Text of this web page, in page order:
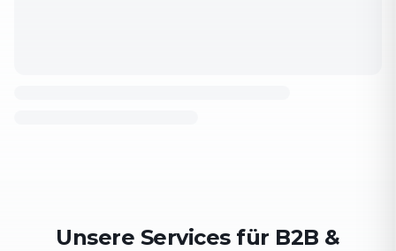
Unsere Services für B2B &